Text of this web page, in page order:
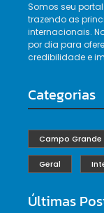
Somos seu
trazendo as
internacionais.
por dia para
credibilidade e
Categorias
Campo Grande
Geral
Últimas